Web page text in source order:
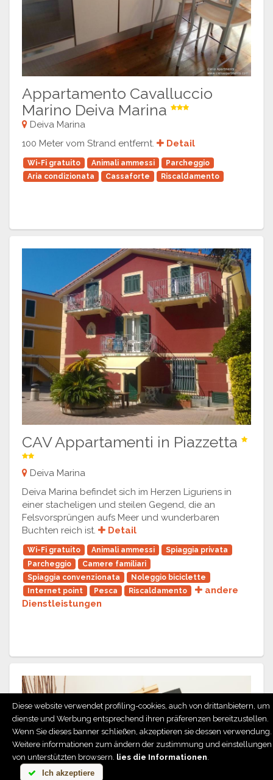
Appartamento Cavalluccio
Marino Deiva Marina
Deiva Marina
100 Meter vom Strand entfernt.
Detail
Wi-Fi gratuito Animali ammessi
Parcheggio
Aria condizionata
Cassaforte Riscaldamento
CAV Appartamenti in Piazzetta
Deiva Marina
Deiva Marina befindet sich im Herzen Liguriens in
einer stacheligen und steilen Gegend, die an
Felsvorsprüngen aufs Meer und wunderbaren
Buchten reich ist.
Detail
Wi-Fi gratuito Animali ammessi
Spiaggia privata
Parcheggio
Camere familiari
Spiaggia convenzionata
Noleggio biciclette
Internet point
Pesca Riscaldamento
andere
Dienstleistungen
Previous Next
Diese website verwendet profiling-cookies, auch von drittanbietern, um
dienste und Werbung entsprechend ihren präferenzen bereitzustellen.
Wenn Sie dieses banner schließen, akzeptieren sie dessen verwendung.
Weitere informationen zum ändern der zustimmung und einstellungen
von unterstützten browsern. lies die Informationen.
Ich akzeptiere